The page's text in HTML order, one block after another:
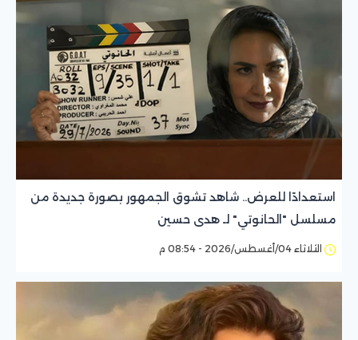
استعدادًا للعرض.. شاهد تشوق الجمهور بصورة جديدة من
مسلسل "الحانوتي" لـ هدى حسين
الثلاثاء 04/أغسطس/2026 - 08:54 م